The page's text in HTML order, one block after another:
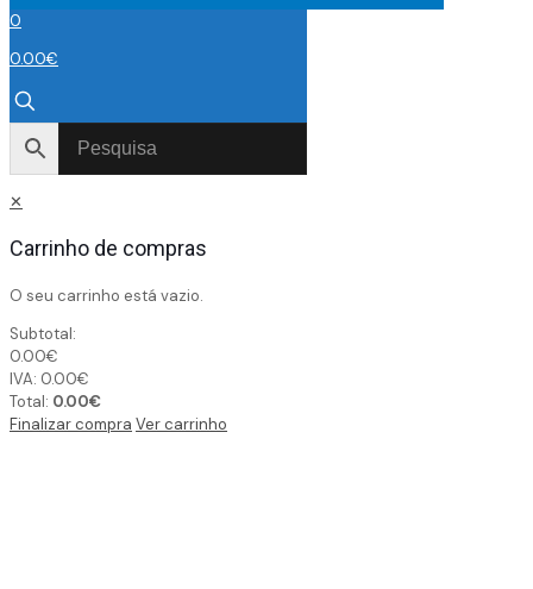
0
0.00€
✕
Carrinho de compras
O seu carrinho está vazio.
Subtotal:
0.00€
IVA: 0.00€
Total: 0.00€
Finalizar compra Ver carrinho